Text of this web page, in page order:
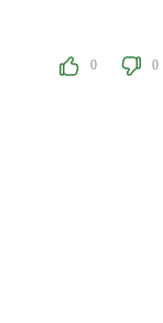
0 0